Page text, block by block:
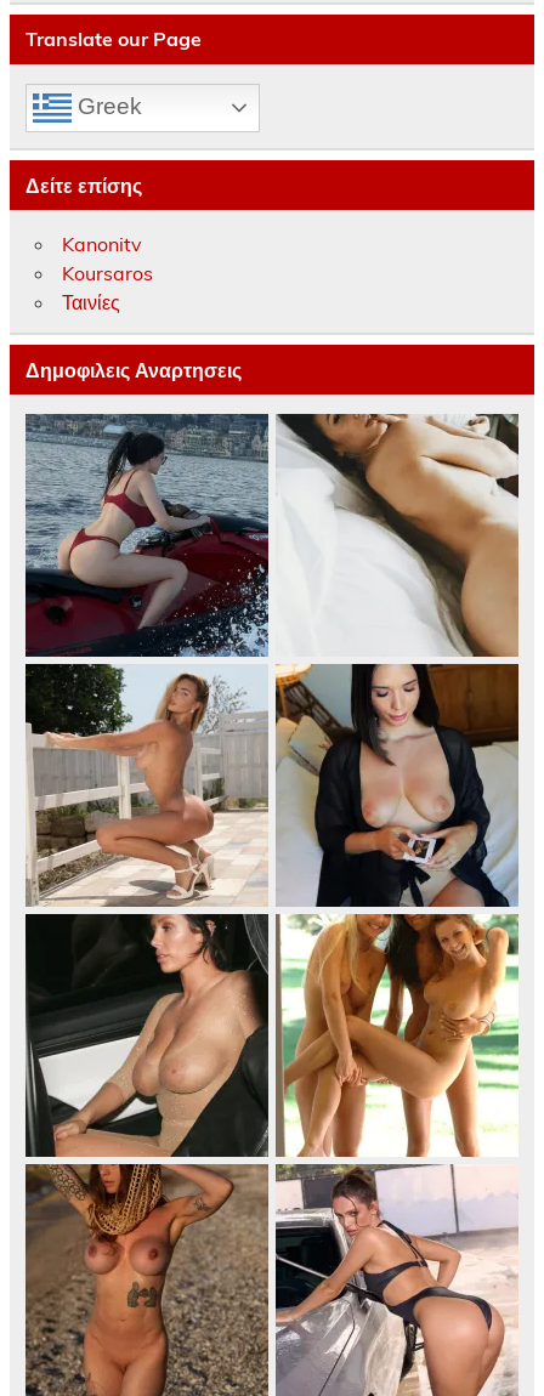
Translate our Page
Greek
Δείτε επίσης
Kanonitv
Koursaros
Ταινίες
Δημοφιλεις Αναρτησεις